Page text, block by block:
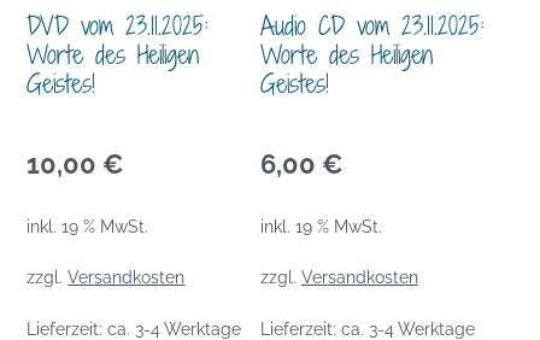
DVD vom 23.11.2025:
Worte des Heiligen
Geistes!
10,00 €
inkl. 19 % MwSt.
zzgl.Versandkosten
Lieferzeit:ca. 3-4 Werktage
Audio CD vom 23.11.2025:
Worte des Heiligen
Geistes!
6,00 €
inkl. 19 % MwSt.
zzgl. Versandkosten
Lieferzeit: ca. 3-4 Werktage